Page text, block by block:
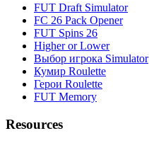
FUT Draft Simulator
FC 26 Pack Opener
FUT Spins 26
Higher or Lower
Выбор игрока Simulator
Кумир Roulette
Герои Roulette
FUT Memory
Resources